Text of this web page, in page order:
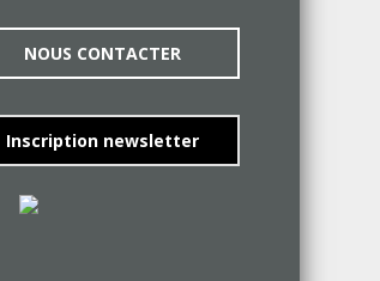
NOUS CONTACTER
Inscription newsletter